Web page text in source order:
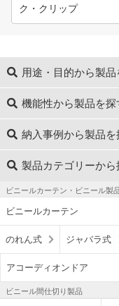
ク・クリップ
用途・目的から製品
機能性から製品を探
納入事例から製品を
製品カテゴリーから
ビニールカーテン・ビニール製
ビニールカーテン
のれん式 ジャバラ式
アコーディオンドア
ビニール間仕切り製品